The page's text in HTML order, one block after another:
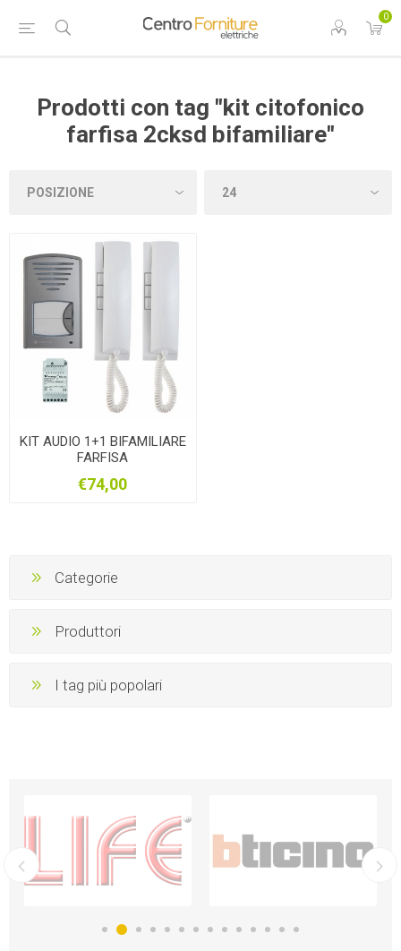
0
Prodotti con tag "kit citofonico
farfisa 2cksd bifamiliare"
KIT AUDIO 1+1 BIFAMILIARE
FARFISA
€74,00
Categorie
Produttori
I tag più popolari